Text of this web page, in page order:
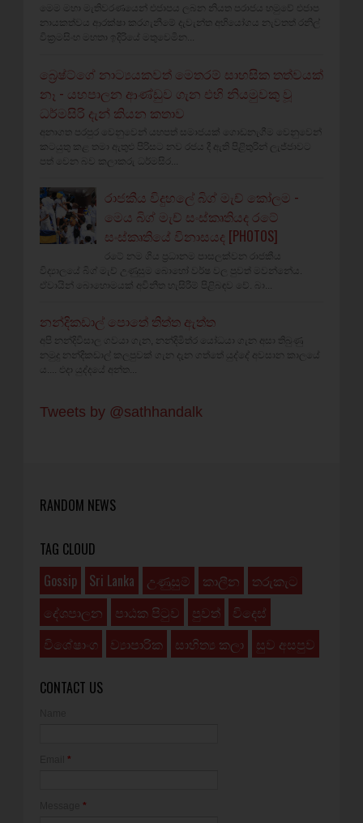
මෙම මහා මැතිවරණයෙන් එජාපය ලබන නියත පරාජය හමුවේ එජාප
නායකත්වය ආරක්ෂා කරගැනීමේ දැවැන්ත අභියෝගය නැවතත් රනිල්
වික්‍රමසිංහ මහතා ඉදිරියේ මතුවෙමින...
බ්‍රෙෂ්ට්ගේ නාට්‍යයකවත් මෙතරම් සාහසික තත්වයක්
නෑ - යහපාලන ආණ්ඩුව ගැන එහි නියමුවකු වූ
ධර්මසිරි දැන් කියන කතාව
අනාගත පරපුර වෙනුවෙන් යහපත් සමාජයක් ගොඩනැගීම වෙනුවෙන්
කටයුතු කළ තමා ඇතුළු පිරිසට නව රජය දී ඇති පිළිතුරින් ලැජ්ජාවට
පත් වෙන බව කලාකරු ධර්මසිර...
රාජකීය විදුහලේ බිග් මැච් කෝලම -
මෙය බිග් මැච් සංස්කෘතියද රටේ
සංස්කෘතියේ විනාසයද [PHOTOS]
රටේ නම ගිය ප්‍රධානම පාසලක්වන රාජකීය
විද්‍යාලයේ බිග් මැච් උණුසුම බොහෝ වර්ෂ වල පුවත් මවන්නේය.
ඒවායින් බොහොමයක් අවිනීත හැසිරීම් පිළිබඳව වේ. බා...
නන්දිකඩාල් පොතේ තිත්ත ඇත්ත
අපි නන්දිවිසාල ගවයා ගැන, නන්දිමිත්ර යෝධයා ගැන අසා තිබුණු
නමුදු නන්දිකඩාල් කලපුවක් ගැන දැන ගත්තේ යුද්දේ අවසාන කාලයේ
ය.... එදා යුද්දයේ අන්ත...
Tweets by @sathhandalk
RANDOM NEWS
TAG CLOUD
Gossip
Sri Lanka උණුසුම් කාලීන
තරුකැට
දේශපාලන
පාඨක පිටුව පුවත්
විදෙස්
විශේෂාංග
ව්‍යාපාරික සාහිත්‍ය කලා සුව අසපුව
CONTACT US
*
*